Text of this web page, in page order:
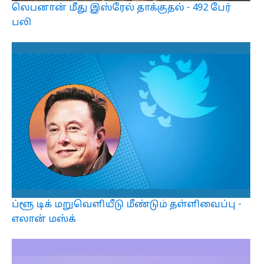
லெபனான் மீது இஸ்ரேல் தாக்குதல் - 492 பேர்
பலி
ப்ளூ டிக் மறுவெளியீடு மீண்டும் தள்ளிவைப்பு -
எலான் மஸ்க்